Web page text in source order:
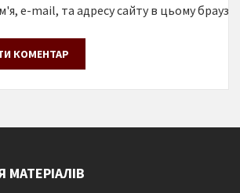
e-mail, та адресу сайту в цьому